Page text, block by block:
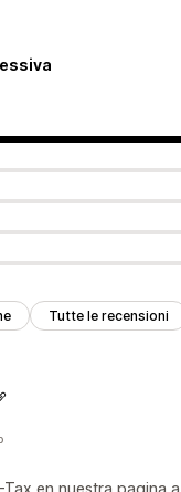
Tutte le recensioni